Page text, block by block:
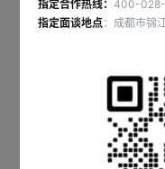
指定合作热线：400-
指定面谈地点 ：成都市锦